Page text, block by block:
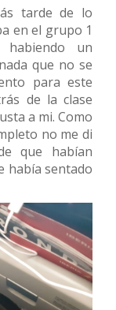
tarde de lo
en el grupo 1
habiendo un
que no se
para este
de la clase
a mi. Como
no me di
que habían
había sentado